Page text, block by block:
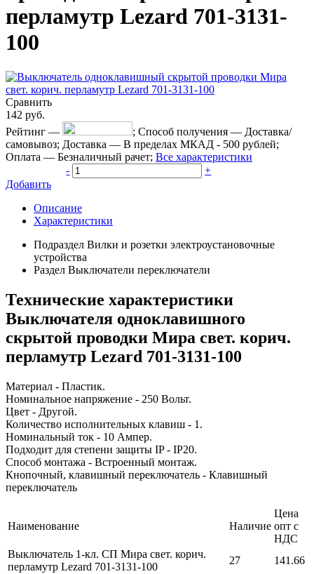
перламутр Lezard 701-3131-
100
Сравнить
142 руб.
Рейтинг — ; Способ получения — Доставка/
самовывоз; Доставка — В пределах МКАД - 500 рублей;
Оплата — Безналичный рачет; Все характеристики
-
+
Добавить
Описание
Характеристики
Подраздел Вилки и розетки электроустановочные
устройства
Раздел Выключатели переключатели
Технические характеристики
Выключателя одноклавишного
скрытой проводки Мира свет. корич.
перламутр Lezard 701-3131-100
Материал - Пластик.
Номинальное напряжение - 250 Вольт.
Цвет - Другой.
Количество исполнительных клавиш - 1.
Номинальный ток - 10 Ампер.
Подходит для степени защиты IP - IP20.
Способ монтажа - Встроенный монтаж.
Кнопочный, клавишный переключатель - Клавишный
переключатель
Наименование Наличие
Цена
опт с
НДС
Выключатель 1-кл. СП Мира свет. корич.
перламутр Lezard 701-3131-100
27
141.66